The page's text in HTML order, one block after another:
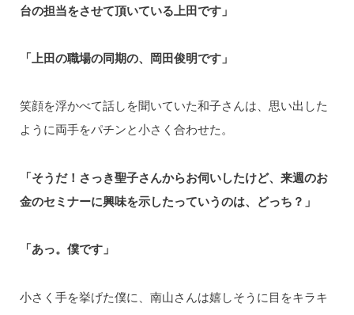
台の担当をさせて頂いている上田です」
「上田の職場の同期の、岡田俊明です」
笑顔を浮かべて話しを聞いていた和子さんは、思い出した
ように両手をパチンと小さく合わせた。
「そうだ！さっき聖子さんからお伺いしたけど、来週のお
金のセミナーに興味を示したっていうのは、どっち？」
「あっ。僕です」
小さく手を挙げた僕に、南山さんは嬉しそうに目をキラキ